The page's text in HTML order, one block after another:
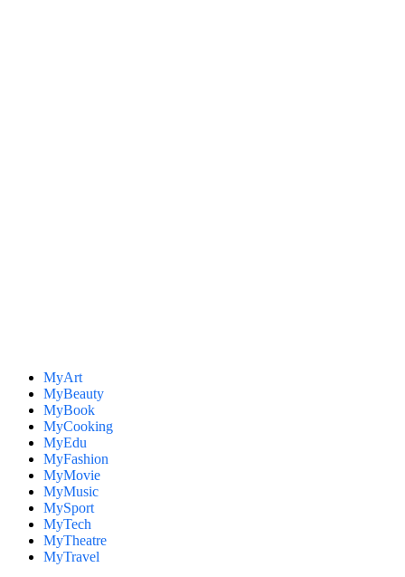
MyArt
MyBeauty
MyBook
MyCooking
MyEdu
MyFashion
MyMovie
MyMusic
MySport
MyTech
MyTheatre
MyTravel